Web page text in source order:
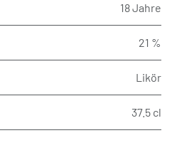
18 Jahre
21 %
Likör
37.5 cl